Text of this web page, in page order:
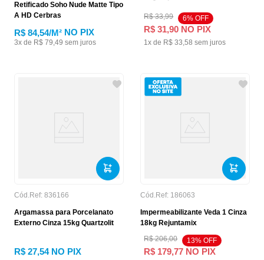
Retificado Soho Nude Matte Tipo
A HD Cerbras
R$ 84,54/M² NO PIX
3x de R$ 79,49 sem juros
R$ 33,99 6% OFF
R$ 31,90 NO PIX
1x de R$ 33,58 sem juros
Cód.Ref: 836166
Argamassa para Porcelanato
Externo Cinza 15kg Quartzolit
R$ 27,54NO PIX
Cód.Ref: 186063
Impermeabilizante Veda 1 Cinza
18kg Rejuntamix
R$ 206,00 13% OFF
R$ 179,77 NO PIX